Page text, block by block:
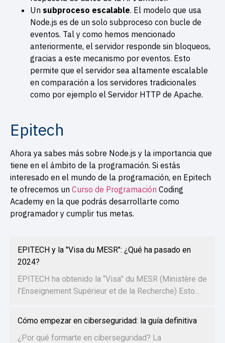
Un subproceso escalable. El modelo que usa
Node.js es de un solo subproceso con bucle de
eventos. Tal y como hemos mencionado
anteriormente, el servidor responde sin bloqueos,
gracias a este mecanismo por eventos. Esto
permite que el servidor sea altamente escalable
en comparación a los servidores tradicionales
como por ejemplo el Servidor HTTP de Apache.
Epitech
Ahora ya sabes más sobre Node.js y la importancia que
tiene en el ámbito de la programación. Si estás
interesado en el mundo de la programación, en Epitech
te ofrecemos un Curso de Programación Coding
Academy en la que podrás desarrollarte como
programador y cumplir tus metas.
EPITECH y la "Visa du MESR": ¿Qué ha pasado en
2024?
EPITECH ha obtenido la “Visa” du MESR (Ministère de
l’Enseignement Supérieur et de la Recherche) Esto...
Cómo empezar en ciberseguridad: la guía definitiva
¿Por qué formarte en ciberseguridad? La